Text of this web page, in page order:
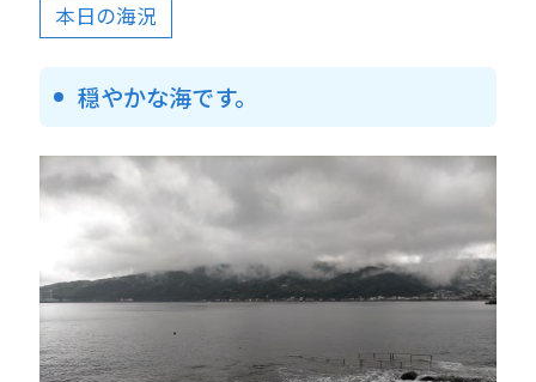
本日の海況
穏やかな海です。